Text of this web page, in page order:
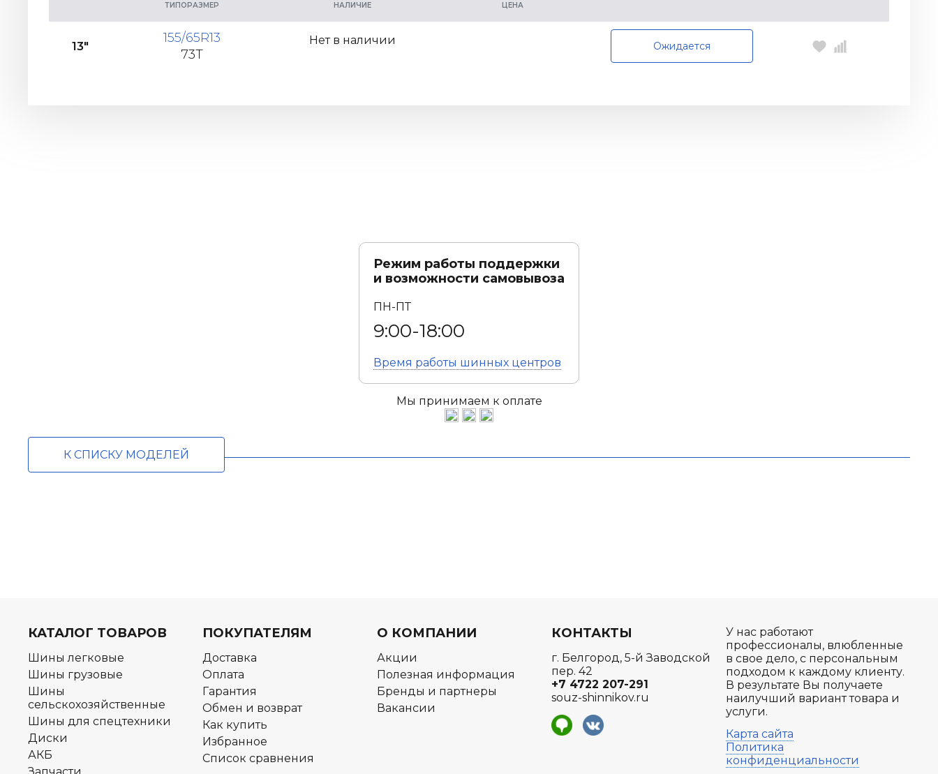
ТИПОРАЗМЕР НАЛИЧИЕ ЦЕНА
13"
155/65R13
73T
Нет в наличии Ожидается
Режим работы поддержки
и возможности самовывоза
ПН-ПТ
9:00-18:00
Время работы шинных центров
Мы принимаем к оплате
К СПИСКУ МОДЕЛЕЙ
КАТАЛОГ ТОВАРОВ
Шины легковые
Шины грузовые
Шины
сельскохозяйственные
Шины для спецтехники
Диски
АКБ
ПОКУПАТЕЛЯМ
Доставка
Оплата
Гарантия
Обмен и возврат
Как купить
Избранное
Список сравнения
О КОМПАНИИ
Акции
Полезная информация
Бренды и партнеры
Вакансии
У нас работают
профессионалы, влюбленные
в свое дело, с персональным
подходом к каждому клиенту.
В результате Вы получаете
наилучший вариант товара и
услуги.
Карта сайта
Политика
конфиденциальности
КОНТАКТЫ
г. Белгород, 5-й Заводской
пер. 42
+7 4722 207-291
souz-shinnikov.ru